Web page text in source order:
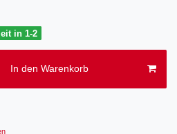
in 1-2
In den Warenkorb